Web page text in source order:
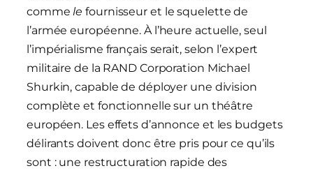
comme le fournisseur et le squelette de
l’armée européenne. À l’heure actuelle, seul
l’impérialisme français serait, selon l’expert
militaire de la RAND Corporation Michael
Shurkin, capable de déployer une division
complète et fonctionnelle sur un théâtre
européen. Les effets d’annonce et les budgets
délirants doivent donc être pris pour ce qu’ils
sont : une restructuration rapide des